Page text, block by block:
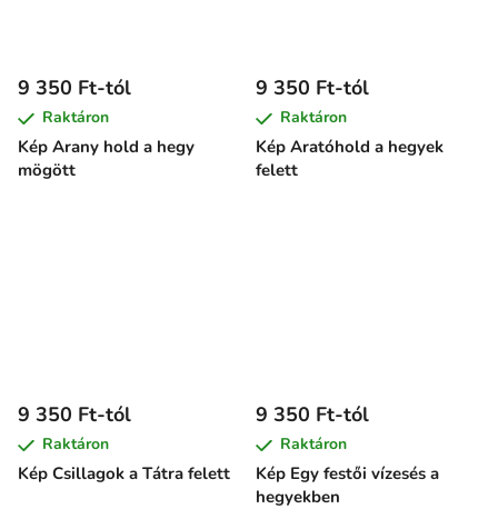
Kép Arany hold a hegy
mögött
9 350 Ft-tól
Raktáron
Kép Aratóhold a hegyek
felett
9 350 Ft-tól
Raktáron
Kép Csillagok a Tátra felett
9 350 Ft-tól
Raktáron
Kép Egy festői vízesés a
hegyekben
9 350 Ft-tól
Raktáron